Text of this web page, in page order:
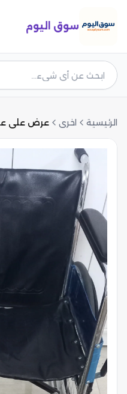
سوق اليوم
الرئيسية اخرى عرض على